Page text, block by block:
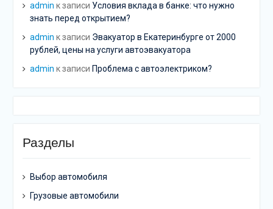
admin к записи Условия вклада в банке: что нужно
знать перед открытием?
admin к записи Эвакуатор в Екатеринбурге от 2000
рублей, цены на услуги автоэвакуатора
admin к записи Проблема с автоэлектриком?
Разделы
Выбор автомобиля
Грузовые автомобили